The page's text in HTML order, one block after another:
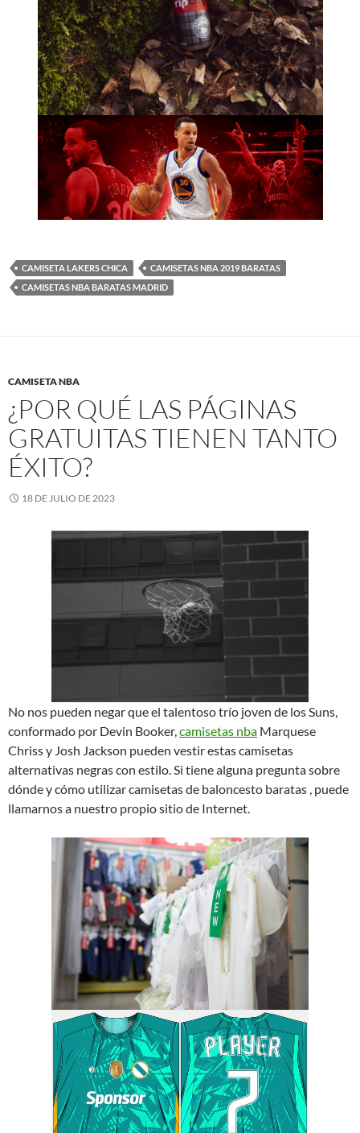
CAMISETA LAKERS CHICA
CAMISETAS NBA 2019 BARATAS
CAMISETAS NBA BARATAS MADRID
CAMISETA NBA
¿POR QUÉ LAS PÁGINAS
GRATUITAS TIENEN TANTO
ÉXITO?
18 DE JULIO DE 2023
No nos pueden negar que el talentoso trío joven de los Suns,
conformado por Devin Booker,camisetas nba Marquese
Chriss y Josh Jackson pueden vestir estas camisetas
alternativas negras con estilo. Si tiene alguna pregunta sobre
dónde y cómo utilizar camisetas de baloncesto baratas , puede
llamarnos a nuestro propio sitio de Internet.